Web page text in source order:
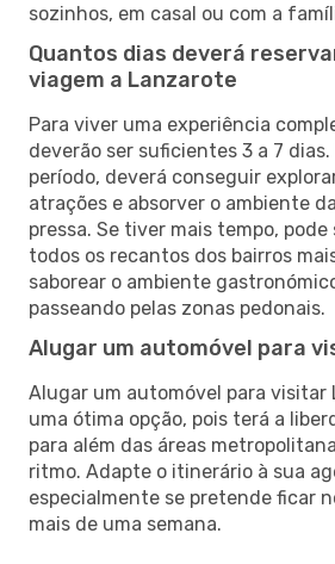
sozinhos, em casal ou com a
Quantos dias deverá
viagem a Lanzarote
Para viver uma experiência
deverão ser suficientes 3 a 7
período, deverá conseguir
atrações e absorver o ambiente
pressa. Se tiver mais tempo,
todos os recantos dos bairros
saborear o ambiente
passeando pelas zonas pedonais.
Alugar um automóvel para
Alugar um automóvel para visitar
uma ótima opção, pois terá a
para além das áreas
ritmo. Adapte o itinerário à sua
especialmente se pretende ficar
mais de uma semana.